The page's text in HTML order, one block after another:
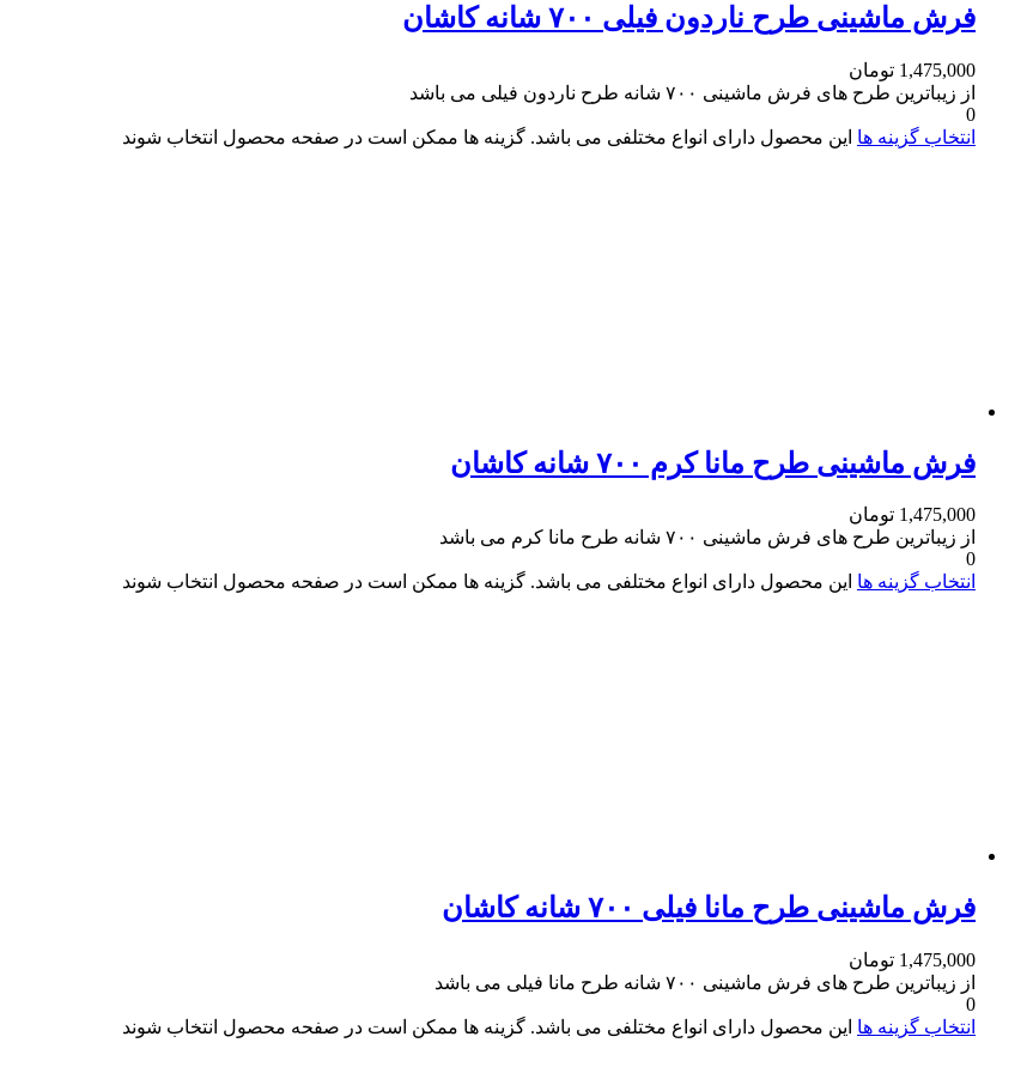
فرش ماشینی طرح ناردون فیلی ۷۰۰ شانه کاشان
1,475,000 تومان
از زیباترین طرح های فرش ماشینی ۷۰۰ شانه طرح ناردون فیلی می باشد
0
انتخاب گزینه ها این محصول دارای انواع مختلفی می باشد. گزینه ها ممکن است در صفحه محصول انتخاب شوند
فرش ماشینی طرح مانا کرم ۷۰۰ شانه کاشان
1,475,000 تومان
از زیباترین طرح های فرش ماشینی ۷۰۰ شانه طرح مانا کرم می باشد
0
انتخاب گزینه ها این محصول دارای انواع مختلفی می باشد. گزینه ها ممکن است در صفحه محصول انتخاب شوند
فرش ماشینی طرح مانا فیلی ۷۰۰ شانه کاشان
1,475,000 تومان
از زیباترین طرح های فرش ماشینی ۷۰۰ شانه طرح مانا فیلی می باشد
0
انتخاب گزینه ها این محصول دارای انواع مختلفی می باشد. گزینه ها ممکن است در صفحه محصول انتخاب شوند